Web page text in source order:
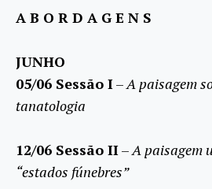
A B O R D A G E N S
JUNHO
05/06 Sessão I–A paisagem
tanatologia
12/06 Sessão II–A paisagem
“estados fúnebres”